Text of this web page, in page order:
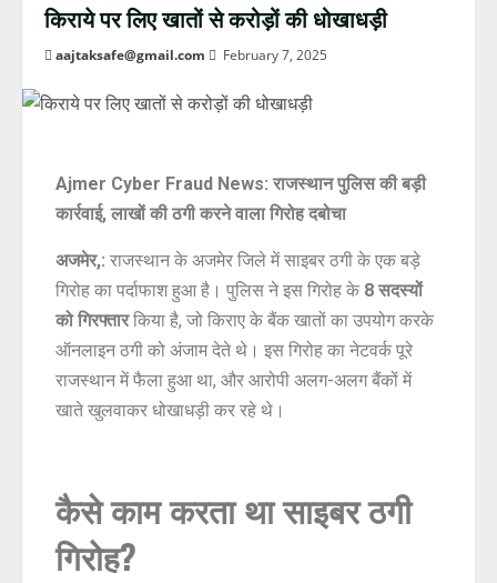
किराये पर लिए खातों से करोड़ों की धोखाधड़ी
aajtaksafe@gmail.com February 7, 2025
Ajmer Cyber Fraud News: राजस्थान पुलिस की बड़ी
कार्रवाई, लाखों की ठगी करने वाला गिरोह दबोचा
अजमेर,: राजस्थान के अजमेर जिले में साइबर ठगी के एक बड़े
गिरोह का पर्दाफाश हुआ है। पुलिस ने इस गिरोह के 8 सदस्यों
को गिरफ्तारकिया है, जो किराए के बैंक खातों का उपयोग करके
ऑनलाइन ठगी को अंजाम देते थे। इस गिरोह का नेटवर्क पूरे
राजस्थान में फैला हुआ था, और आरोपी अलग-अलग बैंकों में
खाते खुलवाकर धोखाधड़ी कर रहे थे।
कैसे काम करता था साइबर ठगी
गिरोह?